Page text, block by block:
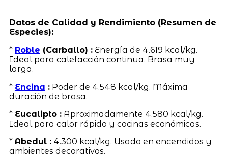
Datos de Calidad y Rendimiento (Resumen de
Especies):
* Roble (Carballo) :Energía de 4.619 kcal/kg.
Ideal para calefacción continua. Brasa muy
larga.
* Encina :Poder de 4.548 kcal/kg. Máxima
duración de brasa.
* Eucalipto :Aproximadamente 4.580 kcal/kg.
Ideal para calor rápido y cocinas económicas.
* Abedul :4.300 kcal/kg. Usado en encendidos y
ambientes decorativos.